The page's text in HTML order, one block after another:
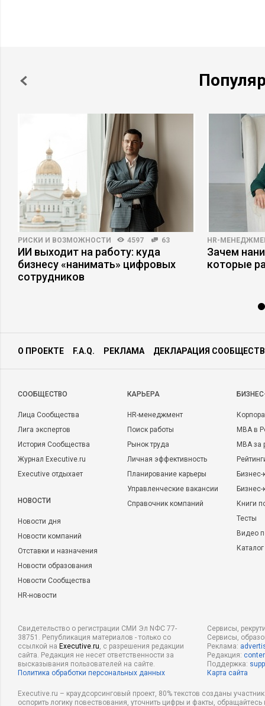
РИСКИ И ВОЗМОЖНОСТИ 4597 63
ИИ выходит на работу: куда
бизнесу «нанимать» цифровых
сотрудников
HR-
Зачем
которые
О ПРОЕКТЕ F.A.Q. РЕКЛАМА ДЕКЛАРАЦИЯ
CООБЩЕСТВО
Лица Сообщества
Лига экспертов
История Сообщества
Журнал Executive.ru
Executive отдыхает
НОВОСТИ
Новости дня
Новости компаний
Отставки и назначения
Новости образования
Новости Сообщества
HR-новости
КАРЬЕРА
HR-менеджмент
Поиск работы
Рынок труда
Личная эффективность
Планирование карьеры
Управленческие вакансии
Справочник компаний
MBA в
MBA
Бизнес-
Книги
Тесты
Видео
Свидетельство о регистрации СМИ Эл NФС 77-
38751. Републикация материалов - только со
ссылкой на Executive.ru, с разрешения редакции
сайта. Редакция не несет ответственности за
высказывания пользователей на сайте.
Политика обработки персональных данных
Сервисы,
Сервисы,
Реклама:
Редакция:
Поддержка:
Карта сайта
Executive.ru – краудсорсинговый проект, 80% текстов созданы
оспорить логику повествования, уточнить цифры и факты,